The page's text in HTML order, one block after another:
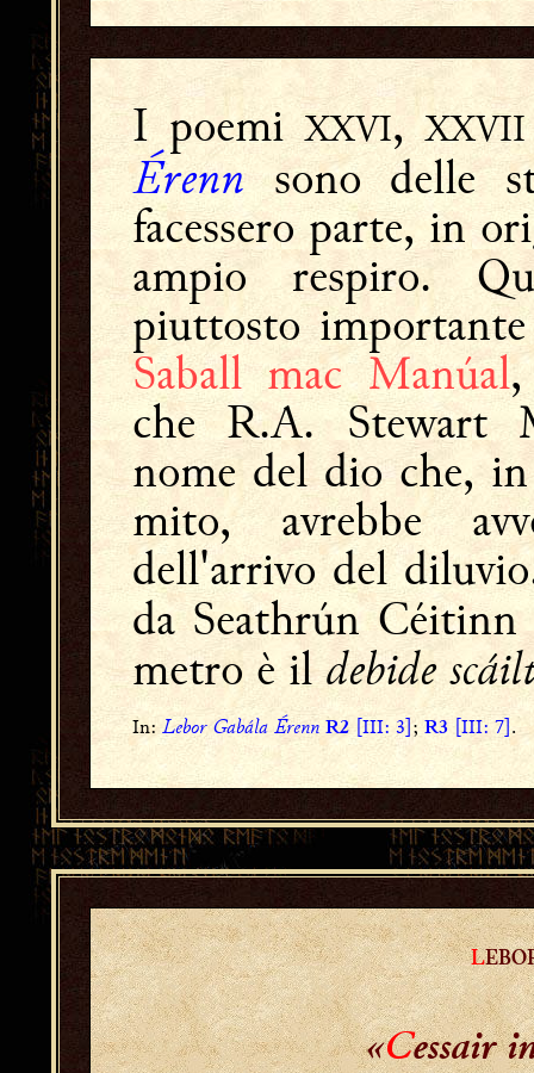
I poemiXXVI,XXVII
Érennsono delle
facessero parte, in
ampio respiro.
piuttosto
Saball mac Manúal
che R.A. Stewart
nome del dio che,
mito, avrebbe
dell'arrivo del
da Seathrún
metro è ildebide
In:Lebor Gabála Érenn R2 [III: 3]; R3 [III: 7].
L
«Cessair